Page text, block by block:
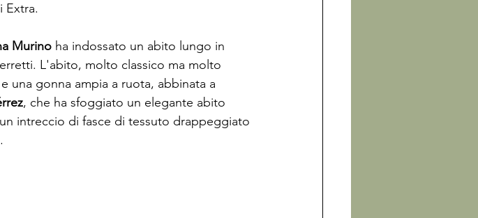
Extra.
Murino ha indossato un abito lungo in
L'abito, molto classico ma molto
una gonna ampia a ruota, abbinata a
, che ha sfoggiato un elegante abito
intreccio di fasce di tessuto drappeggiato